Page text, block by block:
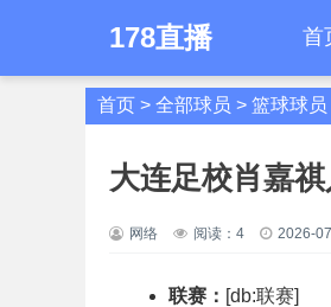
178直播 首
首页 > 全部球员 > 篮球球员
大连足校肖嘉
网络 阅读： 4 2026-
联赛： [db:联赛]